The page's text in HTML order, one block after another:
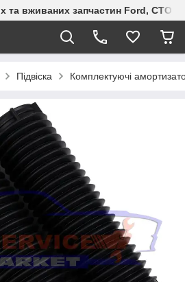
та вживаних запчастин Ford, СТО
Підвіска Комплектуючі